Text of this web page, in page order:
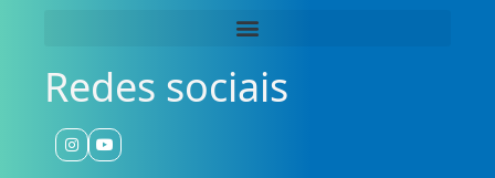
Redes sociais